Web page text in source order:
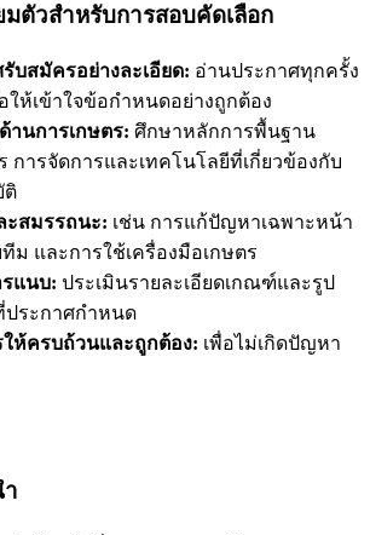
มตัวสำหรับการสอบคัดเลือก
บสมัครอย่างละเอียด: อ่านประกาศทุกครั้ง
ให้เข้าใจข้อกำหนดอย่างถูกต้อง
านการเกษตร: ศึกษาหลักการพื้นฐาน
การจัดการและเทคโนโลยีที่เกี่ยวข้องกับ
ติ
สมรรถนะ: เช่น การแก้ปัญหาเฉพาะหน้า
ม และการใช้เครื่องมือเกษตร
แนบ: ประเมินรายละเอียดเกณฑ์และรูป
ประกาศกำหนด
ให้ครบถ้วนและถูกต้อง: เพื่อไม่เกิดปัญหา